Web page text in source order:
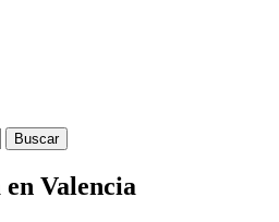
Buscar
Valencia